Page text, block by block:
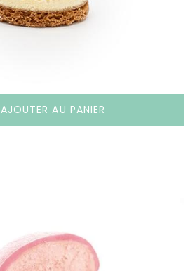
AJOUTER AU PANIER